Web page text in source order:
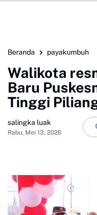
Beranda payakumbuh
Walikota
Baru
Tinggi
salingka luak
Rabu, Mei 13, 2026